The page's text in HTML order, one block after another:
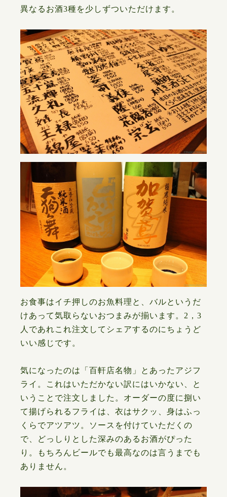
異なるお酒3種を少しずついただけます。
お食事はイチ押しのお魚料理と、バルというだ
けあって気取らないおつまみが揃います。2，3
人であれこれ注文してシェアするのにちょうど
いい感じです。
気になったのは「百軒店名物」とあったアジフ
ライ。これはいただかない訳にはいかない、と
いうことで注文しました。オーダーの度に捌い
て揚げられるフライは、衣はサクッ、身はふっ
くらでアツアツ。ソースを付けていただくの
で、どっしりとした深みのあるお酒がぴった
り。もちろんビールでも最高なのは言うまでも
ありません。